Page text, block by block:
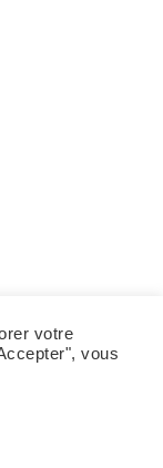
votre
vous